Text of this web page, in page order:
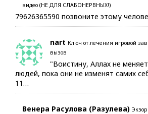
видео (НЕ ДЛЯ СЛАБОНЕРВНЫХ!)
79626365590 позвоните этому
nart Ключ от лечения игровой
вызов
"Воистину, Аллах не
людей, пока они не изменят самих
11…
Венера Расулова (Разулева)